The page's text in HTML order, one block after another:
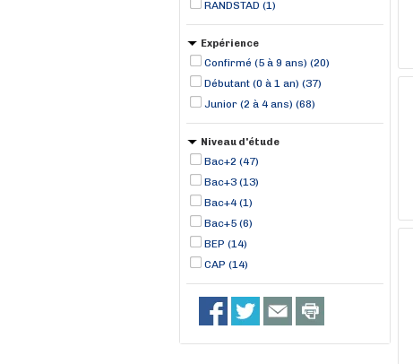
RANDSTAD (1)
Expérience
Confirmé (5 à 9 ans) (20)
Débutant (0 à 1 an) (37)
Junior (2 à 4 ans) (68)
Niveau d'étude
Bac+2 (47)
Bac+3 (13)
Bac+4 (1)
Bac+5 (6)
BEP (14)
CAP (14)